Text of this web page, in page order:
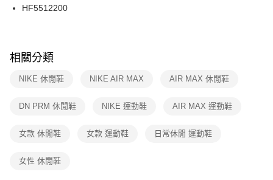
ATM／網路銀行／等多元方式進行付款，方視為交易完成。
※ 交易是否成功請以「AFTEE先享後付 」之結帳頁面顯示為準，若有關於
是否繳費成功／繳費後需取消欲退款等相關疑問，請聯繫「AFTEE先享後付
客戶支援中心」
https://netprotections.freshdesk.com/support/home
１．透過由恩沛科技股份有限公司提供之「AFTEE先享後付」服務完成之交
權轉讓予恩沛科技股份有限公司。
３．未成年的使用者請事先徵得法定代理人或監護人之同意方可使用
每筆NT$100，滿NT$1,500(含以上)免運費
HF5512200
相關分類
NIKE 休閒鞋 NIKE AIR MAX AIR MAX 休閒鞋
DN PRM 休閒鞋 NIKE 運動鞋 AIR MAX 運動鞋
女款 休閒鞋 女款 運動鞋 日常休閒 運動鞋
女性 休閒鞋